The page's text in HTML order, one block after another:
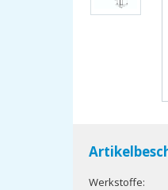
Werkstoffe: